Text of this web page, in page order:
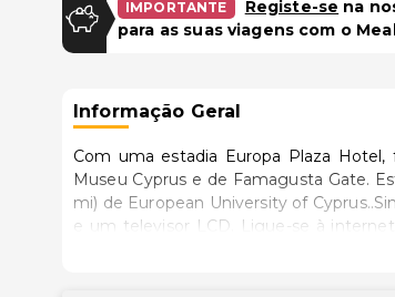
IMPORTANTE Registe-se na
para as suas viagens com o
Informação Geral
Com uma estadia Europa Plaza
Museu Cyprus e de Famagusta Gate. Este hotel está a 1,3 km (0,8 mi) de VON World Pens Hall e a 1,3 km (0,8
mi) de European University of
e um televisor LCD. Ligue-se à
alternativa, assista a uma seleção de